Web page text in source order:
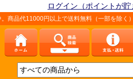
ログイン（ポイントが貯
以上で送料無料（一部を除く）、ネコポス1